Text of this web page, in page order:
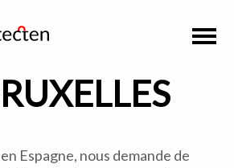
Espagne, nous demande de